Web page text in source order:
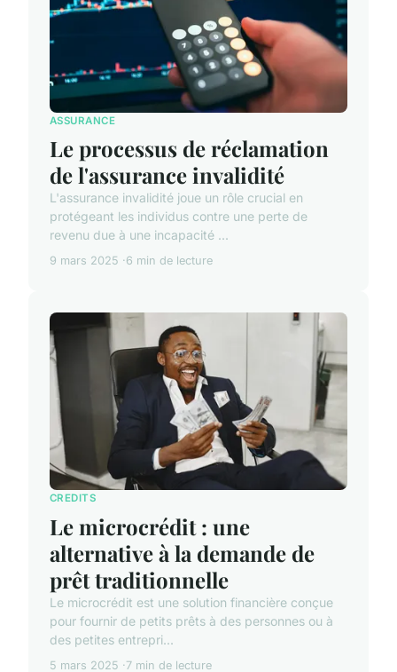
ASSURANCE
Le processus de réclamation
de l'assurance invalidité
L'assurance invalidité joue un rôle crucial en
protégeant les individus contre une perte de
revenu due à une incapacité ...
9 mars 2025 6 min de lecture
CREDITS
Le microcrédit : une
alternative à la demande de
prêt traditionnelle
Le microcrédit est une solution financière conçue
pour fournir de petits prêts à des personnes ou à
des petites entrepri...
5 mars 2025 7 min de lecture